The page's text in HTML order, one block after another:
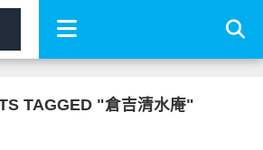
TAGGED "倉吉清水庵"